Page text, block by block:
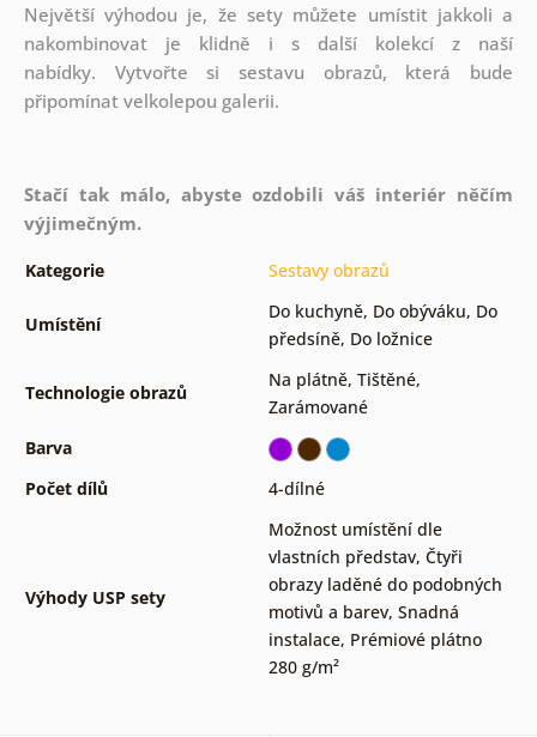
Největší výhodou je, že sety můžete umístit jakkoli a
nakombinovat je klidně i s další kolekcí z naší
nabídky. Vytvořte si sestavu obrazů, která bude
připomínat velkolepou galerii.
Stačí tak málo, abyste ozdobili váš interiér něčím
výjimečným.
Kategorie Sestavy obrazů
Umístění
Do kuchyně, Do obýváku, Do
předsíně, Do ložnice
Technologie obrazů
Na plátně, Tištěné,
Zarámované
Barva
Počet dílů
4-dílné
Výhody USP sety
Možnost umístění dle
vlastních představ, Čtyři
obrazy laděné do podobných
motivů a barev, Snadná
instalace, Prémiové plátno
280 g/m²